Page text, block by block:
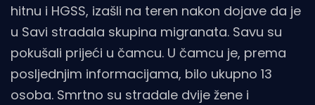
hitnu i HGSS, izašli na teren nakon dojave da je
u Savi stradala skupina migranata. Savu su
pokušali prijeći u čamcu. U čamcu je, prema
posljednjim informacijama, bilo ukupno 13
osoba. Smrtno su stradale dvije žene i